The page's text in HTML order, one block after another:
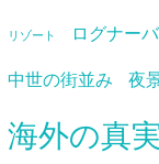
リゾート
ログナー
中世の街並み
夜
海外の真